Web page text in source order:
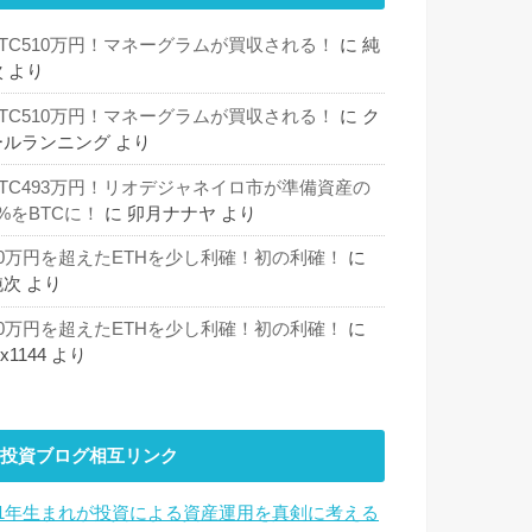
万円！マネーグラムが買収される！ に 純
より
万円！マネーグラムが買収される！ に ク
ルランニング より
万円！リオデジャネイロ市が準備資産の
をBTCに！
に 卯月ナナヤ より
万円を超えたETHを少し利確！初の利確！
に
より
万円を超えたETHを少し利確！初の利確！
に
より
投資ブログ相互リンク
年生まれが投資による資産運用を真剣に考える